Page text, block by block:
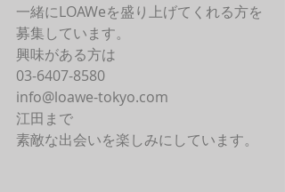
一緒にLOAWeを盛り上げてくれる方を
募集しています。
興味がある方は
03-6407-8580
info@loawe-tokyo.com
江田まで
素敵な出会いを楽しみにしています。